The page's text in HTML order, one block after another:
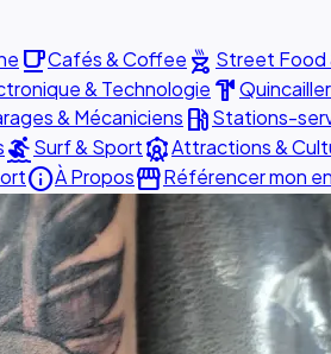
local_cafeCafés & Coffee outdoor_grill Street Food
& Technologie hardware
& Mécaniciens local_gas_stationStations-
surfingSurf & SportattractionsAttractions &
infoÀ ProposstorefrontRéférencer mon